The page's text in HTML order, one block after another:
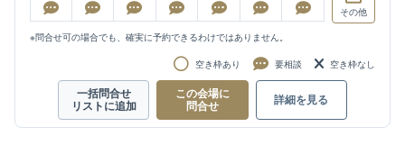
その他
※問合せ可の場合でも、確実に予約できるわけではありません。
空き枠あり 要相談 空き枠なし
一括問合せ
リストに追加
この会場に
問合せ
詳細を見る